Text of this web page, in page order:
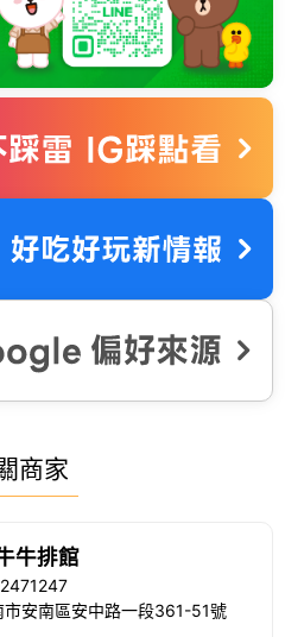
商家
牛排館
市安南區安中路一段361-51號